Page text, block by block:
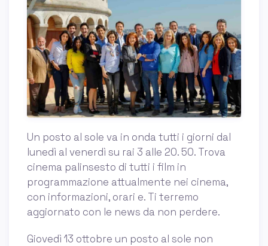
Un posto al sole va in onda tutti i giorni dal
lunedì al venerdì su rai 3 alle 20. 50. Trova
cinema palinsesto di tutti i film in
programmazione attualmente nei cinema,
con informazioni, orari e. Ti terremo
aggiornato con le news da non perdere.
Giovedì 13 ottobre un posto al sole non